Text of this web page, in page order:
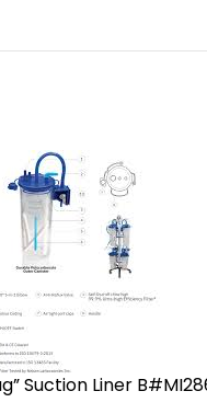
Suction Liner